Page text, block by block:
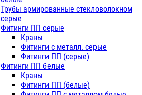
Трубы армированные стекловолокном
серые
Фитинги ПП серые
Краны
Фитинги с металл. серые
Фитинги ПП (серые)
Фитинги ПП белые
Краны
Фитинги ПП (белые)